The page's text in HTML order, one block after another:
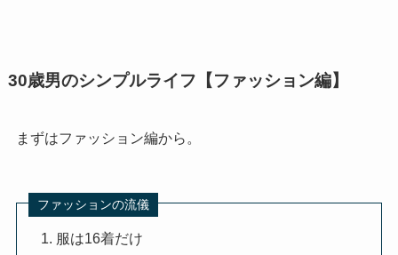
30歳男のシンプルライフ【ファッション編】
まずはファッション編から。
ファッションの流儀
服は16着だけ